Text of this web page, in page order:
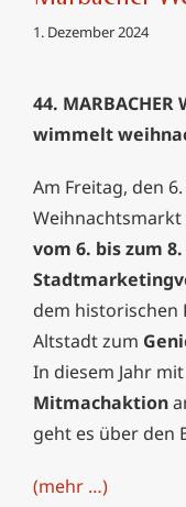
1. Dezember 2024
44. MARBACHER
wimmelt
Am Freitag, den
Weihnachtsmarkt
vom 6. bis zum
dem historischen
Altstadt zum
In diesem Jahr
Mitmachaktion
geht es über den
(mehr …)